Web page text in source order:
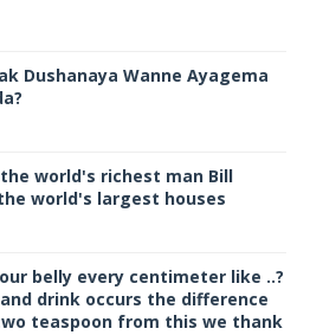
Dushanaya Wanne Ayagema
world's richest man Bill
world's largest houses
belly every centimeter like ..?
drink occurs the difference
teaspoon from this we thank